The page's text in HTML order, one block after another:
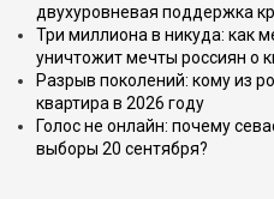
двухуровневая поддержка
Три миллиона в никуда: как
уничтожит мечты россиян о
Разрыв поколений: кому из
квартира в 2026 году
Голос не онлайн: почему
выборы 20 сентября?